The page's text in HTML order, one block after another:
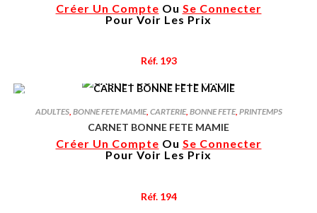
Créer Un Compte Ou Se Connecter
Pour Voir Les Prix
Réf. 193
ADULTES, BONNE FETE MAMIE, CARTERIE, BONNE FETE, PRINTEMPS
CARNET BONNE FETE MAMIE
Créer Un Compte Ou Se Connecter
Pour Voir Les Prix
Réf. 194